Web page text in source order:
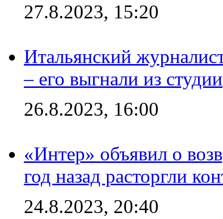
27.8.2023, 15:20
Итальянский
– его выгнали из студии
26.8.2023, 16:00
«Интер» объявил о
год назад расторгли
24.8.2023, 20:40